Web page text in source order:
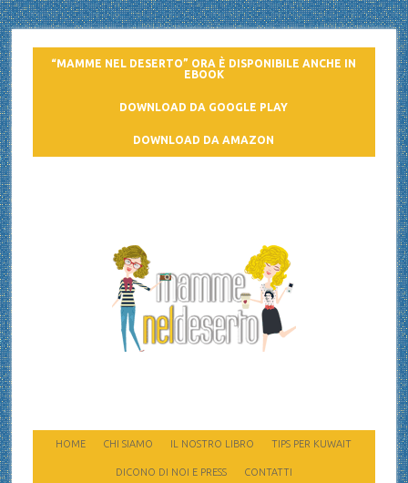
“MAMME NEL DESERTO” ORA È DISPONIBILE ANCHE IN
EBOOK
DOWNLOAD DA GOOGLE PLAY
DOWNLOAD DA AMAZON
HOME CHI SIAMO IL NOSTRO LIBRO TIPS PER KUWAIT
DICONO DI NOI E PRESS CONTATTI